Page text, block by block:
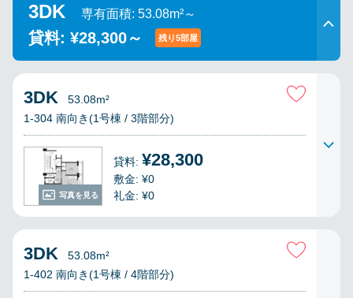
3DK 専有面積: 53.08m²～
貸料: ¥28,300～ 残り5部屋
写真を見る
3DK
53.08m²
1-304 南向き(1号棟 / 3階部分)
貸料: ¥28,300
敷金: ¥0
礼金: ¥0
3DK
53.08m²
1-402 南向き(1号棟 / 4階部分)